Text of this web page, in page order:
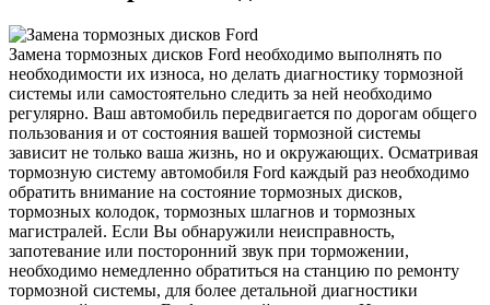
Замена тормозных дисков Ford необходимо выполнять по
необходимости их износа, но делать диагностику тормозной
системы или самостоятельно следить за ней необходимо
регулярно. Ваш автомобиль передвигается по дорогам общего
пользования и от состояния вашей тормозной системы
зависит не только ваша жизнь, но и окружающих. Осматривая
тормозную систему автомобиля Ford каждый раз необходимо
обратить внимание на состояние тормозных дисков,
тормозных колодок, тормозных шлагнов и тормозных
магистралей. Если Вы обнаружили неисправность,
запотевание или посторонний звук при торможении,
необходимо немедленно обратиться на станцию по ремонту
тормозной системы, для более детальной диагностики